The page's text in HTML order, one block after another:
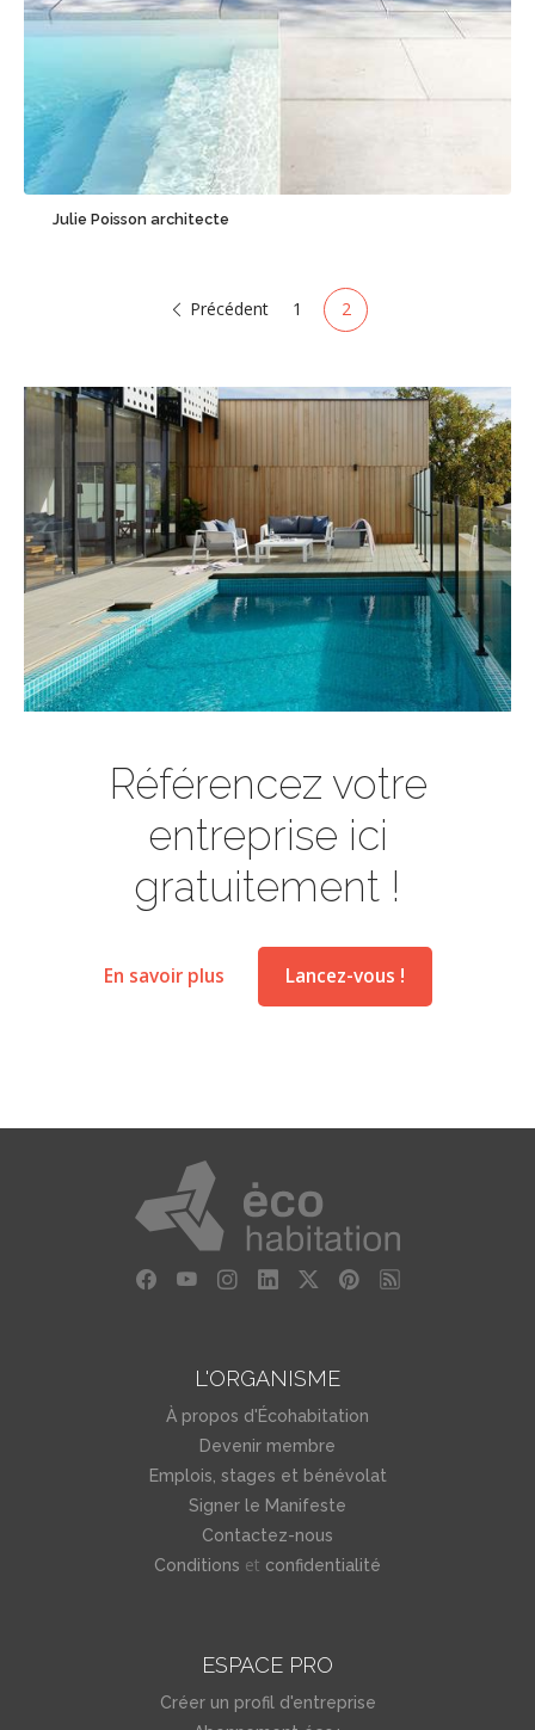
Sauvegarder
Julie Poisson architecte
Précédent 1 2
Référencez votre
entreprise ici
gratuitement !
En savoir plus Lancez-vous !
L'ORGANISME
À propos d'Écohabitation
Devenir membre
Emplois, stages et bénévolat
Signer le Manifeste
Contactez-nous
Conditions et confidentialité
ESPACE PRO
Créer un profil d'entreprise